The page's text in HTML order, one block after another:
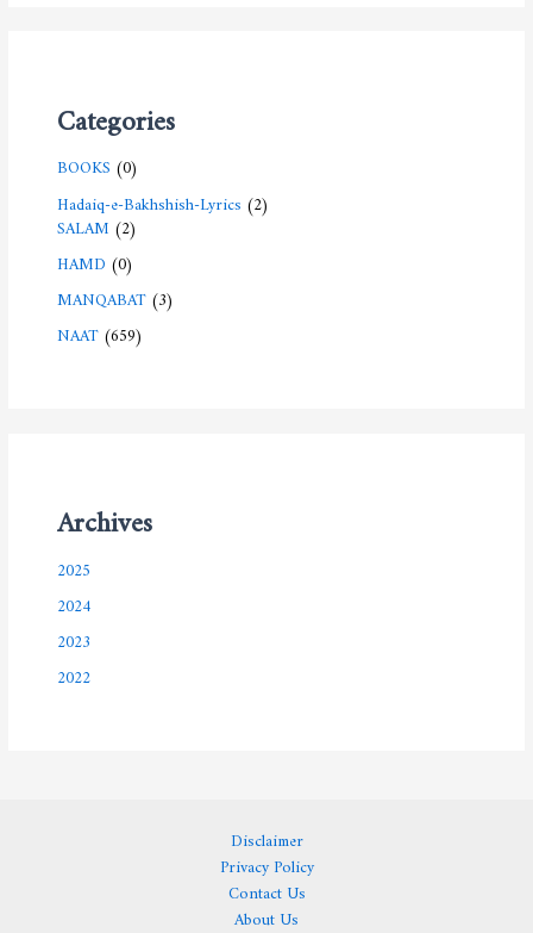
Categories
BOOKS(0)
Hadaiq-e-Bakhshish-Lyrics(2)
SALAM(2)
HAMD(0)
MANQABAT(3)
NAAT(659)
Archives
2025
2024
2023
2022
Disclaimer
Privacy Policy
Contact Us
About Us